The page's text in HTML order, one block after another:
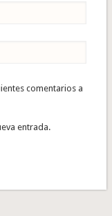
comentarios a
entrada.